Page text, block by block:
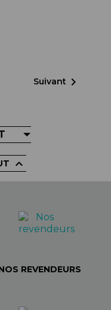
Suivant 

REVENDEURS